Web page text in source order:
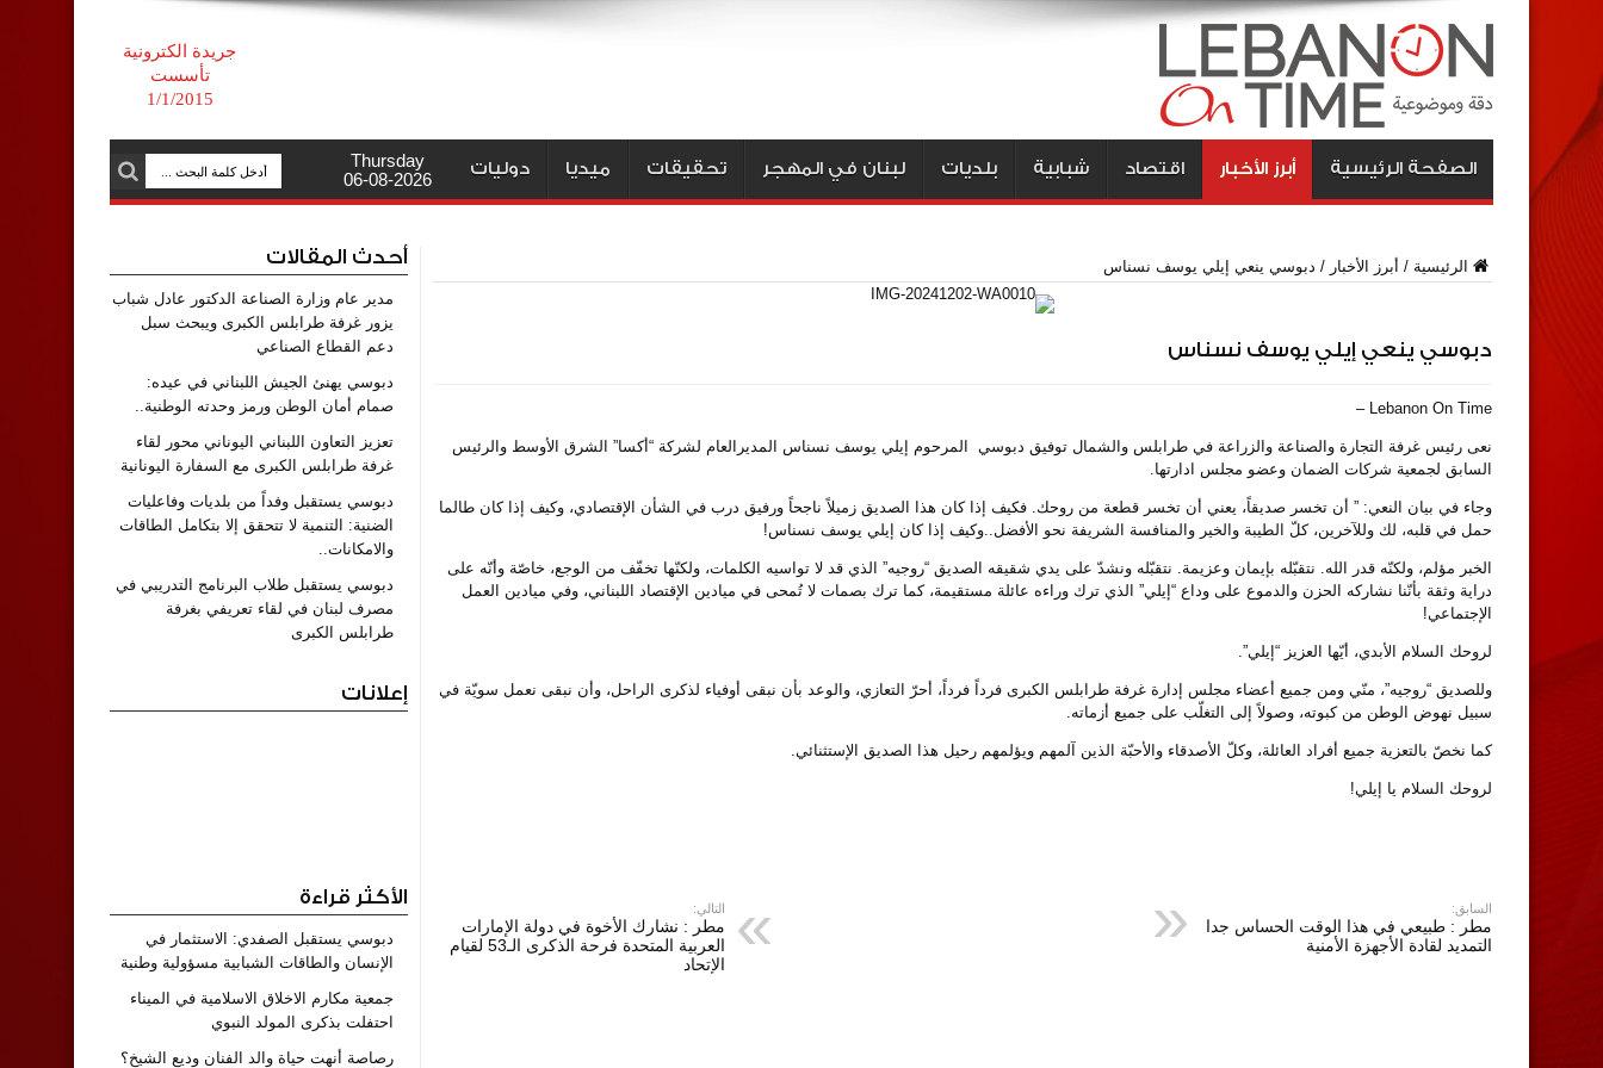
جريدة الكترونية
تأسست
1/1/2015
الصفحة الرئيسية أبرز الأخبار اقتصاد شبابية بلديات لبنان في المهجر تحقيقات ميديا دوليات
Thursday
06-08-2026
الرئيسية / أبرز الأخبار / دبوسي ينعي إيلي يوسف نسناس
دبوسي ينعي إيلي يوسف نسناس
Lebanon On Time –
نعى رئيس غرفة التجارة والصناعة والزراعة في طرابلس والشمال توفيق دبوسي المرحوم إيلي يوسف نسناس المديرالعام لشركة “أكسا” الشرق الأوسط والرئيس
السابق لجمعية شركات الضمان وعضو مجلس ادارتها.
وجاء في بيان النعي: ” أن تخسر صديقاً، يعني أن تخسر قطعة من روحك. فكيف إذا كان هذا الصديق زميلاً ناجحاً ورفيق درب في الشأن الإقتصادي، وكيف إذا كان طالما
حمل في قلبه، لك وللآخرين، كلّ الطيبة والخير والمنافسة الشريفة نحو الأفضل..وكيف إذا كان إيلي يوسف نسناس!
الخبر مؤلم، ولكنّه قدر الله. نتقبّله بإيمان وعزيمة. نتقبّله ونشدّ على يدي شقيقه الصديق “روجيه” الذي قد لا تواسيه الكلمات، ولكنّها تخفّف من الوجع، خاصّة وأنّه على
دراية وثقة بأنّنا نشاركه الحزن والدموع على وداع “إيلي” الذي ترك وراءه عائلة مستقيمة، كما ترك بصمات لا تُمحى في ميادين الإقتصاد اللبناني، وفي ميادين العمل
الإجتماعي!
لروحك السلام الأبدي، أيّها العزيز “إيلي”.
وللصديق “روجيه”، منّي ومن جميع أعضاء مجلس إدارة غرفة طرابلس الكبرى فرداً فرداً، أحرّ التعازي، والوعد بأن نبقى أوفياء لذكرى الراحل، وأن نبقى نعمل سويّة في
سبيل نهوض الوطن من كبوته، وصولاً إلى التغلّب على جميع أزماته.
كما نخصّ بالتعزية جميع أفراد العائلة، وكلّ الأصدقاء والأحبّة الذين آلمهم ويؤلمهم رحيل هذا الصديق الإستثنائي.
لروحك السلام يا إيلي!
السابق:
مطر : طبيعي في هذا الوقت الحساس جدا
التمديد لقادة الأجهزة الأمنية
التالي:
مطر : نشارك الأخوة في دولة ‎الإمارات
العربية المتحدة فرحة الذكرى الـ53 لقيام
الإتحاد
أحدث المقالات
مدير عام وزارة الصناعة الدكتور عادل شباب
يزور غرفة طرابلس الكبرى ويبحث سبل
دعم القطاع الصناعي
دبوسي يهنئ الجيش اللبناني في عيده:
صمام أمان الوطن ورمز وحدته الوطنية..
تعزيز التعاون اللبناني اليوناني محور لقاء
غرفة طرابلس الكبرى مع السفارة اليونانية
دبوسي يستقبل وفداً من بلديات وفاعليات
الضنية: التنمية لا تتحقق إلا بتكامل الطاقات
والامكانات..
دبوسي يستقبل طلاب البرنامج التدريبي في
مصرف لبنان في لقاء تعريفي بغرفة
طرابلس الكبرى
إعلانات
الأكثر قراءة
دبوسي يستقبل الصفدي: الاستثمار في
الإنسان والطاقات الشبابية مسؤولية وطنية
جمعية مكارم الاخلاق الاسلامية في الميناء
احتفلت بذكرى المولد النبوي
رصاصة أنهت حياة والد الفنان وديع الشيخ؟